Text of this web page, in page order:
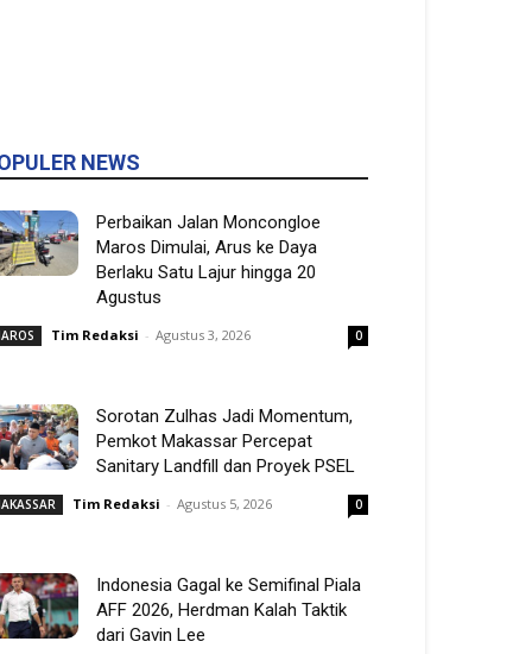
NEWS
Perbaikan Jalan Moncongloe
Maros Dimulai, Arus ke Daya
Berlaku Satu Lajur hingga 20
Agustus
Tim Redaksi - Agustus 3, 2026 0
Sorotan Zulhas Jadi Momentum,
Pemkot Makassar Percepat
Sanitary Landfill dan Proyek PSEL
Tim Redaksi - Agustus 5, 2026 0
Indonesia Gagal ke Semifinal Piala
AFF 2026, Herdman Kalah Taktik
dari Gavin Lee